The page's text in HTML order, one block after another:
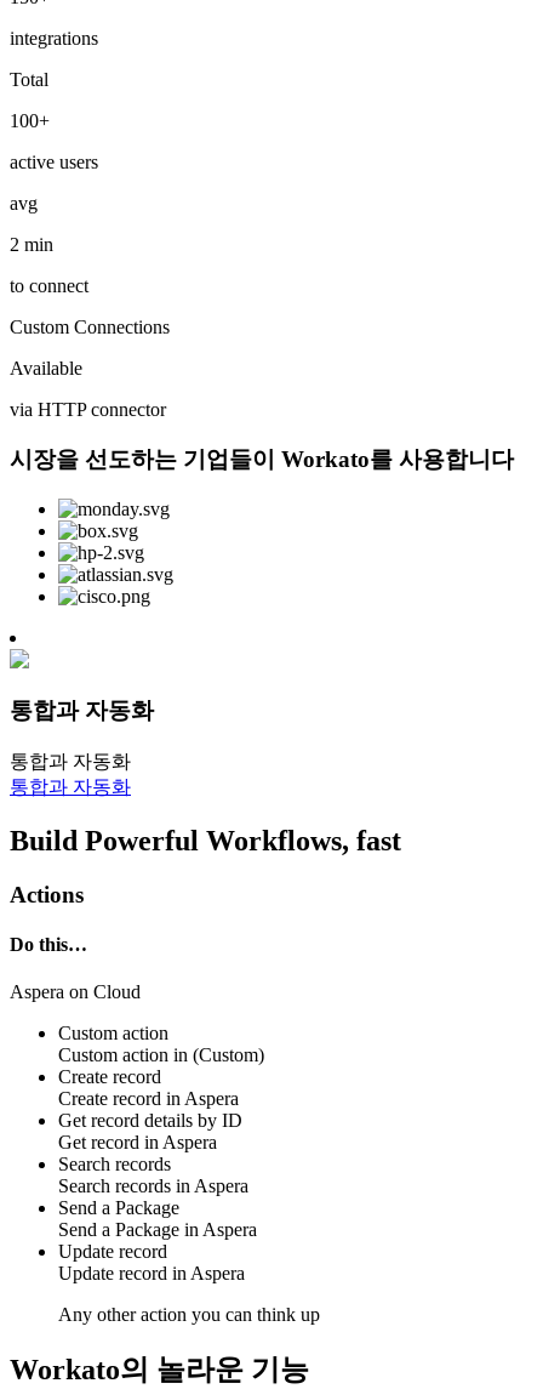
integrations
Total
100+
active users
avg
2 min
to connect
Custom Connections
Available
via HTTP connector
시장을 선도하는 기업들이 Workato를 사용합니다
통합과 자동화
통합과 자동화
통합과 자동화
Build Powerful Workflows, fast
Actions
Do this…
Aspera on Cloud
Custom action
Custom action in (Custom)
Create record
Create record inAspera
Get record details by ID
Getrecord inAspera
Search records
Search records inAspera
Send a Package
Send a Package inAspera
Update record
Update record inAspera
Any other action you can think up
Workato의 놀라운 기능